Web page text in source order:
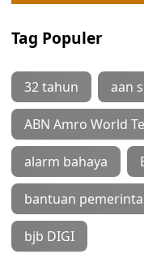
Tag Populer
32 tahun aan
ABN Amro World
alarm bahaya
bantuan
bjb DIGI